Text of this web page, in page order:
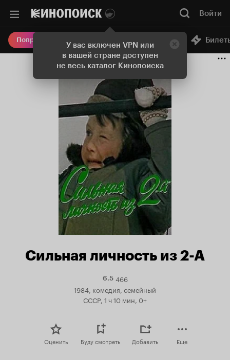
У вас включен VPN или
в вашей стране доступен
не весь каталог Кинопоиска
Войти
Попробовать Плюс Онлайн-кинотеатр
Сильная личность из 2-А
6.5Рейтинг
Кинопоиска
6.5
466
1984, комедия, семейный
СССР, 1 ч 10 мин, 0+
Оценить Буду смотреть Добавить Еще